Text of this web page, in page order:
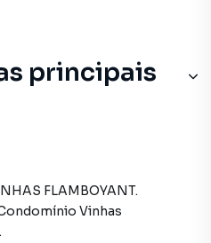
principais
FLAMBOYANT.
Vinhas